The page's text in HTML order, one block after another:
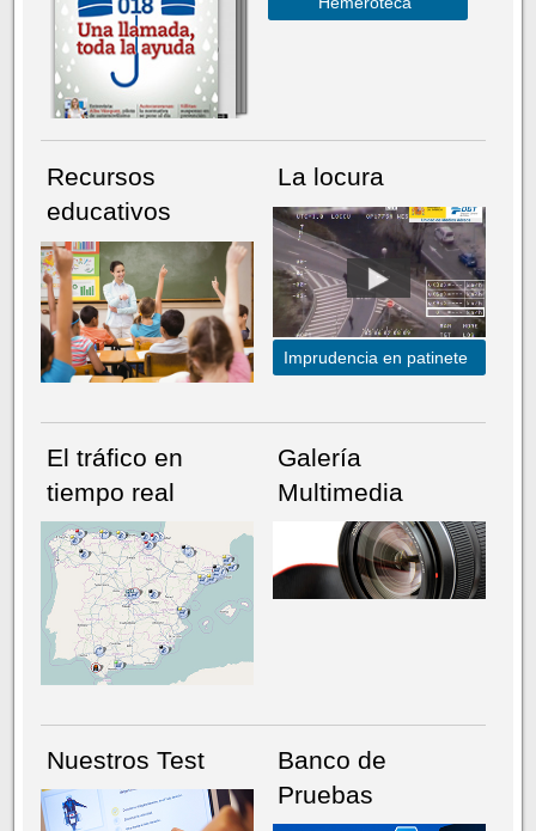
NÚMERO ACTUALHEMEROTECA
Recursos
educativos
La locura
Imprudencia en patinete
El tráfico en
tiempo real
Galería
Multimedia
Nuestros Test
Banco de
Pruebas